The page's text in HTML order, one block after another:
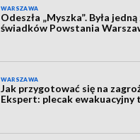
WARSZAWA
Odeszła „Myszka”. Była
świadków Powstania
WARSZAWA
Jak przygotować się na
Ekspert: plecak ewakuacyjny